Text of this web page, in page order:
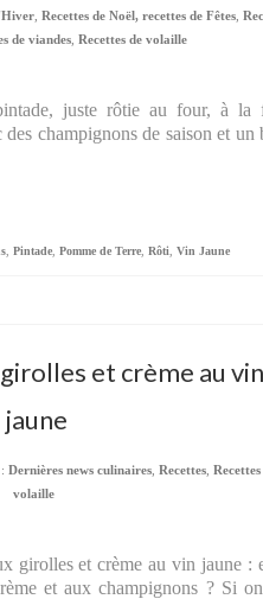
,Recettes de Noël, recettes de Fêtes ,
de viandes ,Recettes de volaille
juste rôtie au four, à la
champignons de saison et un
,Pintade ,Pomme de Terre ,Rôti ,Vin Jaune
et crème au vin
jaune
:Dernières news culinaires ,Recettes ,Recettes
volaille
girolles et crème au vin jaune :
et aux champignons ? Si